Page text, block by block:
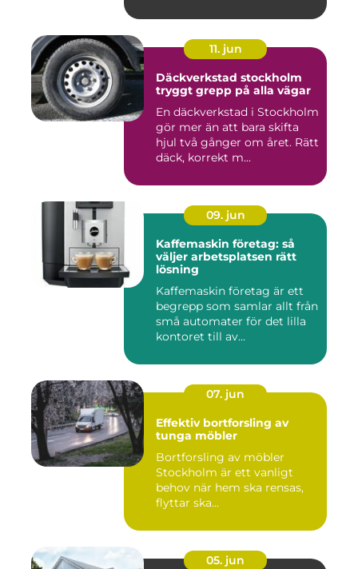
11. jun
Däckverkstad stockholm
tryggt grepp på alla vägar
En däckverkstad i Stockholm
gör mer än att bara skifta
hjul två gånger om året. Rätt
däck, korrekt m...
09. jun
Kaffemaskin företag: så
väljer arbetsplatsen rätt
lösning
Kaffemaskin företag är ett
begrepp som samlar allt från
små automater för det lilla
kontoret till av...
07. jun
Effektiv bortforsling av
tunga möbler
Bortforsling av möbler
Stockholm är ett vanligt
behov när hem ska rensas,
flyttar ska...
05. jun